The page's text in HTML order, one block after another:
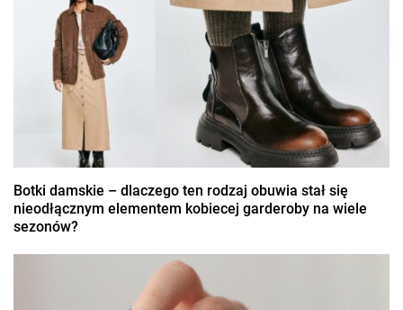
Botki damskie – dlaczego ten rodzaj obuwia stał się
nieodłącznym elementem kobiecej garderoby na wiele
sezonów?